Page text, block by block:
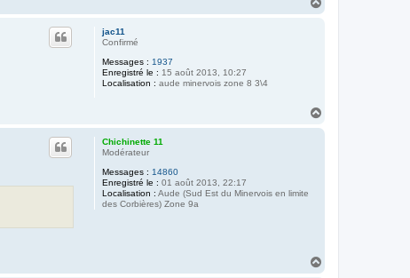
jac11
Confirmé
Messages : 1937
Enregistré le : 15 août 2013, 10:27
Localisation : aude minervois zone 8 3\4
Chichinette 11
Modérateur
Messages : 14860
Enregistré le : 01 août 2013, 22:17
Localisation : Aude (Sud Est du Minervois en limite
des Corbières) Zone 9a